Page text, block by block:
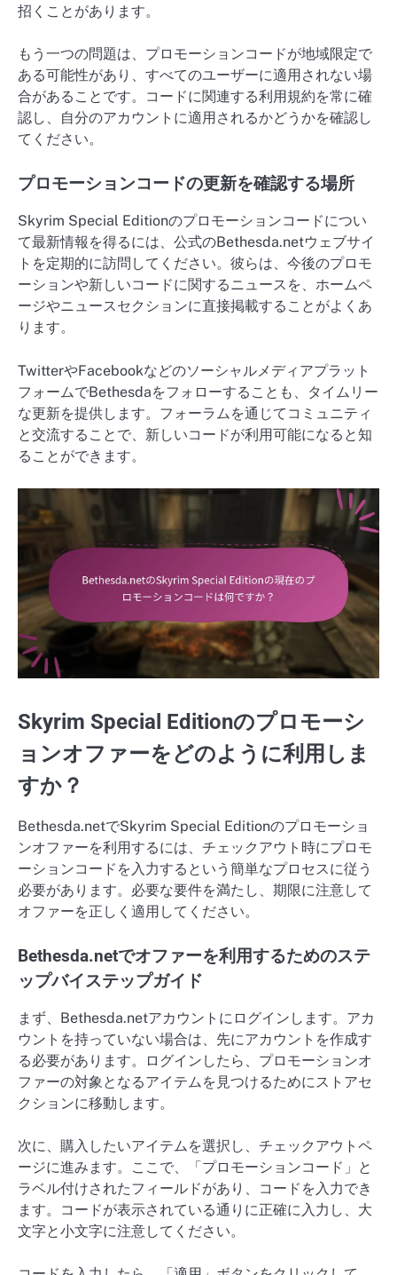
招くことがあります。
もう一つの問題は、プロモーションコードが地域限定で
ある可能性があり、すべてのユーザーに適用されない場
合があることです。コードに関連する利用規約を常に確
認し、自分のアカウントに適用されるかどうかを確認し
てください。
プロモーションコードの更新を確認する場所
Skyrim Special Editionのプロモーションコードについ
て最新情報を得るには、公式のBethesda.netウェブサイ
トを定期的に訪問してください。彼らは、今後のプロモ
ーションや新しいコードに関するニュースを、ホームペ
ージやニュースセクションに直接掲載することがよくあ
ります。
TwitterやFacebookなどのソーシャルメディアプラット
フォームでBethesdaをフォローすることも、タイムリー
な更新を提供します。フォーラムを通じてコミュニティ
と交流することで、新しいコードが利用可能になると知
ることができます。
Skyrim Special Editionのプロモーシ
ョンオファーをどのように利用しま
すか？
Bethesda.netでSkyrim Special Editionのプロモーショ
ンオファーを利用するには、チェックアウト時にプロモ
ーションコードを入力するという簡単なプロセスに従う
必要があります。必要な要件を満たし、期限に注意して
オファーを正しく適用してください。
Bethesda.netでオファーを利用するためのステ
ップバイステップガイド
まず、Bethesda.netアカウントにログインします。アカ
ウントを持っていない場合は、先にアカウントを作成す
る必要があります。ログインしたら、プロモーションオ
ファーの対象となるアイテムを見つけるためにストアセ
クションに移動します。
次に、購入したいアイテムを選択し、チェックアウトペ
ージに進みます。ここで、「プロモーションコード」と
ラベル付けされたフィールドがあり、コードを入力でき
ます。コードが表示されている通りに正確に入力し、大
文字と小文字に注意してください。